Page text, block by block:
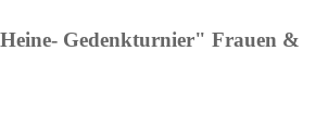
Gedenkturnier" Frauen &